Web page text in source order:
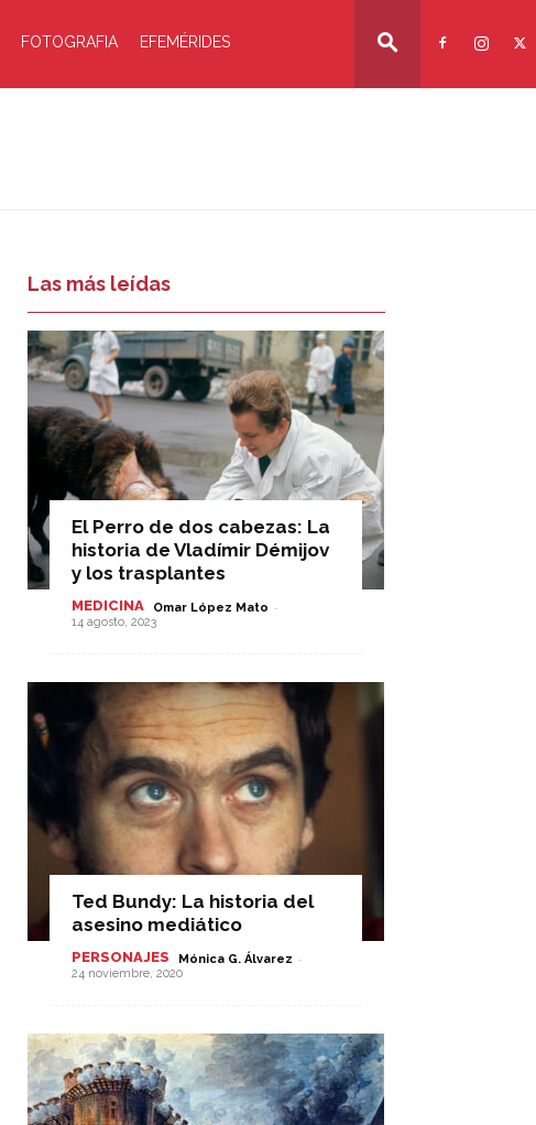
FOTOGRAFIA EFEMÉRIDES
Las más leídas
El Perro de dos cabezas: La
historia de Vladímir Démijov
y los trasplantes
MEDICINA Omar López Mato -
14 agosto, 2023
Ted Bundy: La historia del
asesino mediático
PERSONAJES Mónica G. Álvarez -
24 noviembre, 2020